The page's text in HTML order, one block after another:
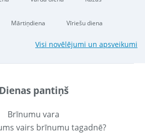
Mārtiņdiena Vīriešu diena
Visi novēlējumi un apsveikumi
Dienas pantiņš
Brīnumu vara
vairs brīnumu tagadnē?